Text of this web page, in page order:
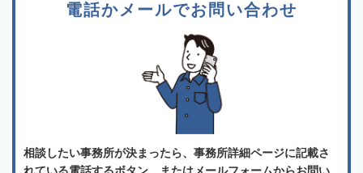
電話かメールでお問い合わせ
相談したい事務所が決まったら、事務所詳細ページに記載さ